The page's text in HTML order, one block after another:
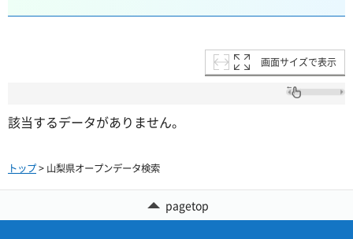
画面サイズで表示
該当するデータがありません。
トップ> 山梨県オープンデータ検索
pagetop